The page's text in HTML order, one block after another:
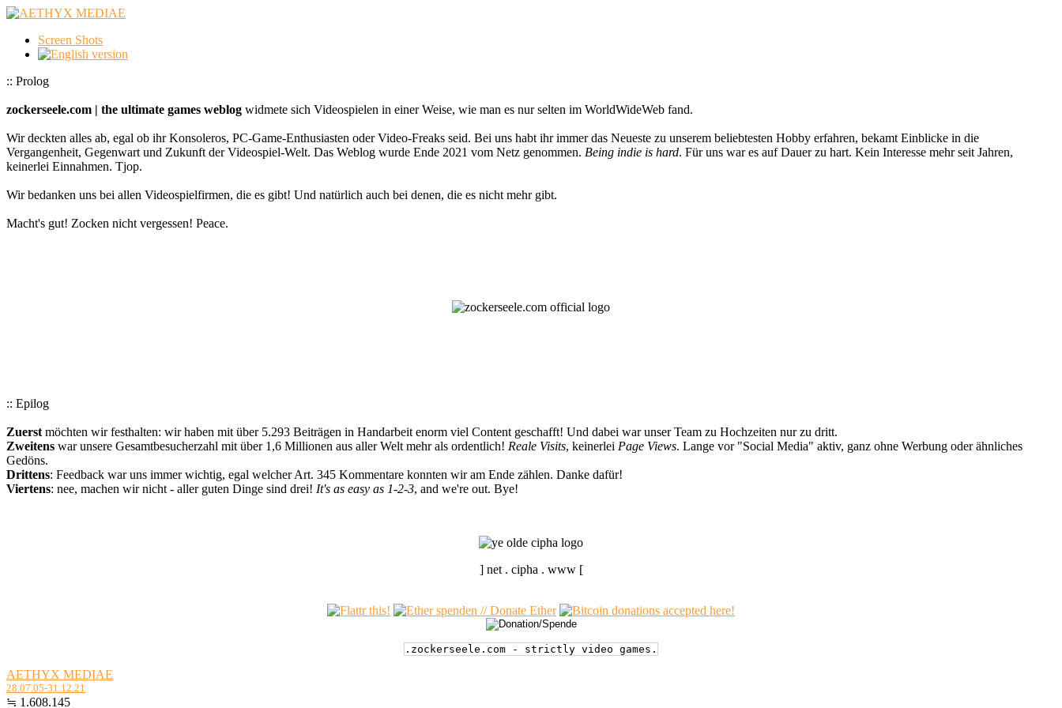
Screen Shots
:: Prolog
zockerseele.com | the ultimate games weblog widmete sich Videospielen in einer Weise, wie man es nur selten im WorldWideWeb fand.
Wir deckten alles ab, egal ob ihr Konsoleros, PC-Game-Enthusiasten oder Video-Freaks seid. Bei uns habt ihr immer das Neueste zu unserem beliebtesten Hobby erfahren, bekamt Einblicke in die
Vergangenheit, Gegenwart und Zukunft der Videospiel-Welt. Das Weblog wurde Ende 2021 vom Netz genommen. Being indie is hard. Für uns war es auf Dauer zu hart. Kein Interesse mehr seit Jahren,
keinerlei Einnahmen. Tjop.
Wir bedanken uns bei allen Videospielfirmen, die es gibt! Und natürlich auch bei denen, die es nicht mehr gibt.
Macht's gut! Zocken nicht vergessen! Peace.
:: Epilog
Zuerst möchten wir festhalten: wir haben mit über 5.293 Beiträgen in Handarbeit enorm viel Content geschafft! Und dabei war unser Team zu Hochzeiten nur zu dritt.
Zweitens war unsere Gesamtbesucherzahl mit über 1,6 Millionen aus aller Welt mehr als ordentlich! Reale Visits, keinerlei Page Views. Lange vor "Social Media" aktiv, ganz ohne Werbung oder ähnliches
Gedöns.
Drittens: Feedback war uns immer wichtig, egal welcher Art. 345 Kommentare konnten wir am Ende zählen. Danke dafür!
Viertens: nee, machen wir nicht - aller guten Dinge sind drei! It's as easy as 1-2-3, and we're out. Bye!
] net . cipha . www [
.zockerseele.com - strictly video games.
AETHYX MEDIAE
28.07.05-31.12.21
≒ 1.608.145